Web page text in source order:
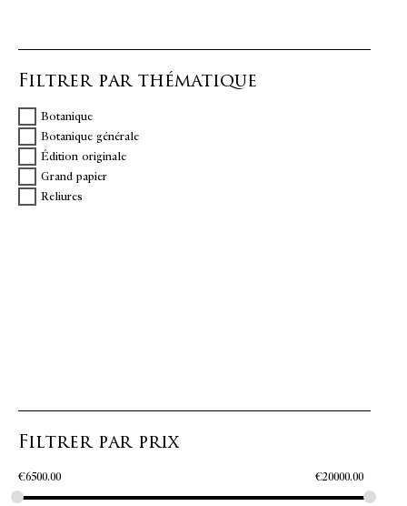
Filtrer par thématique
Botanique
Botanique générale
Édition originale
Grand papier
Reliures
Filtrer par prix
€6500.00 €20000.00